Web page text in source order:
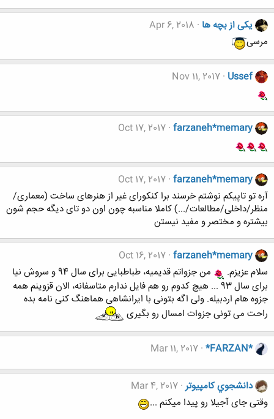
یکی از بچه ها Apr 6, 2018
مرسی
Ussef
Nov 11, 2017
farzaneh*memary
Oct 17, 2017
farzaneh*memary
Oct 17, 2017
آره تو تاپیکم نوشتم خرسند برا کنکورای غیر از هنرهای ساخت (معماری/
منظر/داخلی/مطالعات/...) کاملا مناسبه چون اون دو تای دیگه حجم شون
بیشتره و مختصر و مفید نیستن
farzaneh*memary
Oct 16, 2017
سلام عزیزم.
من جزواتم قدیمیه، طباطبایی برای سال 94 و سروش نیا
برای سال 93 ... هیچ کدوم رو هم فایل ندارم متاسفانه، الان قزوینم همه
جزوه هام اردبیله. ولی اگه بتونی با ایرانشاهی هماهنگ کنی نامه بده
راحت می تونی جزوات امسال رو بگیری
*FARZAN*
Mar 11, 2017
دانشجوي كامپيوتر Mar 4, 2017
وقتی جای آجیلا رو پیدا میکنم ...